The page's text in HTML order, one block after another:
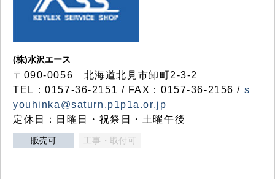
(株)水沢エース
〒090-0056 北海道北見市卸町2-3-2
TEL：0157-36-2151 / FAX：0157-36-2156 / s
youhinka@saturn.p1p1a.or.jp
定休日：日曜日・祝祭日・土曜午後
販売可 工事・取付可